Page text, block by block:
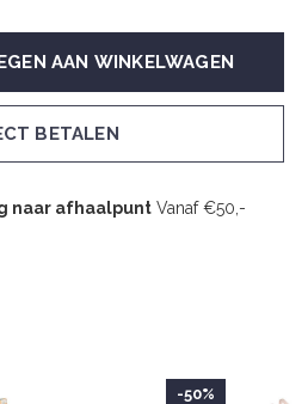
AAN WINKELWAGEN
BETALEN
naar afhaalpuntVanaf €50,-
-50%